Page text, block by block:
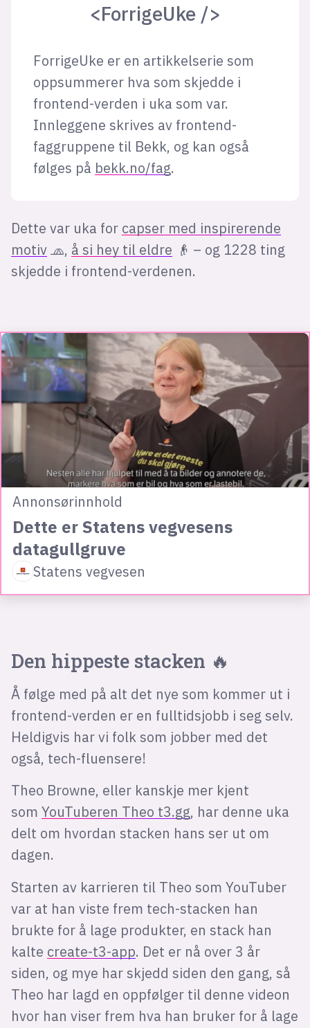
<ForrigeUke />
ForrigeUke er en artikkelserie som
oppsummerer hva som skjedde i
frontend-verden i uka som var.
Innleggene skrives av frontend-
faggruppene til Bekk, og kan også
følges på bekk.no/fag.
Dette var uka for capser med inspirerende
motiv🧢, å si hey til eldre 👴 – og 1228 ting
skjedde i frontend-verdenen.
Annonsørinnhold
Dette er Statens vegvesens
datagullgruve
Statens vegvesen
Den hippeste stacken 🔥
Å følge med på alt det nye som kommer ut i
frontend-verden er en fulltidsjobb i seg selv.
Heldigvis har vi folk som jobber med det
også, tech-fluensere!
Theo Browne, eller kanskje mer kjent
som YouTuberen Theo t3.gg, har denne uka
delt om hvordan stacken hans ser ut om
dagen.
Starten av karrieren til Theo som YouTuber
var at han viste frem tech-stacken han
brukte for å lage produkter, en stack han
kalte create-t3-app. Det er nå over 3 år
siden, og mye har skjedd siden den gang, så
Theo har lagd en oppfølger til denne videon
hvor han viser frem hva han bruker for å lage